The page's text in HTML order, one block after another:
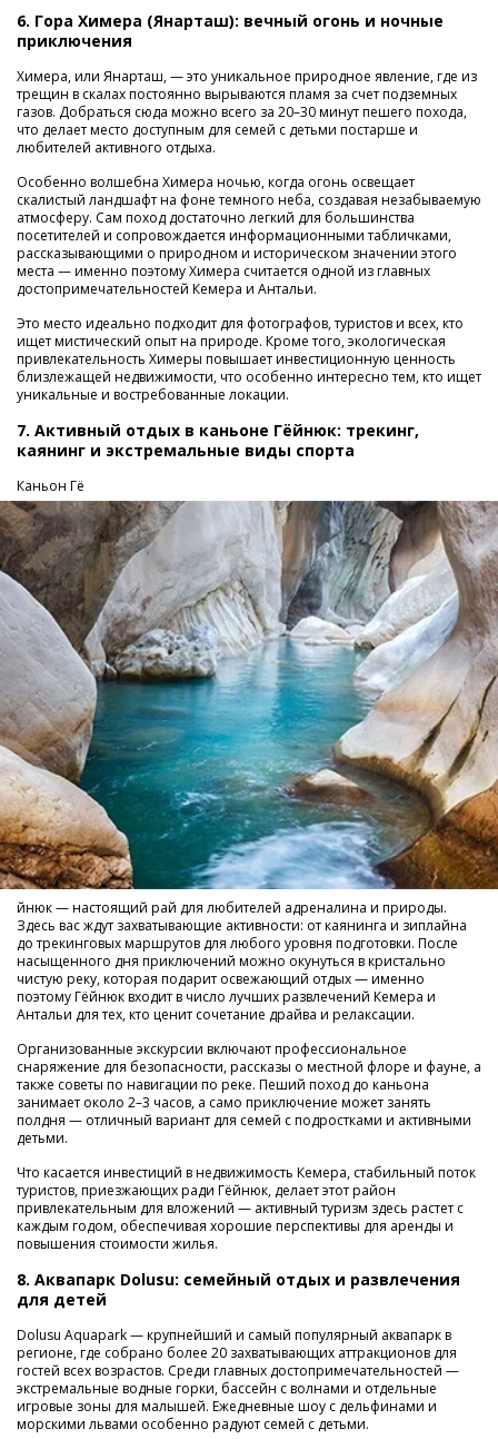
6. Гора Химера (Янарташ): вечный огонь и ночные
приключения
Химера, или Янарташ, — это уникальное природное явление, где из
трещин в скалах постоянно вырываются пламя за счет подземных
газов. Добраться сюда можно всего за 20–30 минут пешего похода,
что делает место доступным для семей с детьми постарше и
любителей активного отдыха.
Особенно волшебна Химера ночью, когда огонь освещает
скалистый ландшафт на фоне темного неба, создавая незабываемую
атмосферу. Сам поход достаточно легкий для большинства
посетителей и сопровождается информационными табличками,
рассказывающими о природном и историческом значении этого
места — именно поэтому Химера считается одной из главных
достопримечательностей Кемера и Антальи.
Это место идеально подходит для фотографов, туристов и всех, кто
ищет мистический опыт на природе. Кроме того, экологическая
привлекательность Химеры повышает инвестиционную ценность
близлежащей недвижимости, что особенно интересно тем, кто ищет
уникальные и востребованные локации.
7. Активный отдых в каньоне Гёйнюк: трекинг,
каянинг и экстремальные виды спорта
Каньон Гё
йнюк — настоящий рай для любителей адреналина и природы.
Здесь вас ждут захватывающие активности: от каянинга и зиплайна
до трекинговых маршрутов для любого уровня подготовки. После
насыщенного дня приключений можно окунуться в кристально
чистую реку, которая подарит освежающий отдых — именно
поэтому Гёйнюк входит в число лучших развлечений Кемера и
Антальи для тех, кто ценит сочетание драйва и релаксации.
Организованные экскурсии включают профессиональное
снаряжение для безопасности, рассказы о местной флоре и фауне, а
также советы по навигации по реке. Пеший поход до каньона
занимает около 2–3 часов, а само приключение может занять
полдня — отличный вариант для семей с подростками и активными
детьми.
Что касается инвестиций в недвижимость Кемера, стабильный поток
туристов, приезжающих ради Гёйнюк, делает этот район
привлекательным для вложений — активный туризм здесь растет с
каждым годом, обеспечивая хорошие перспективы для аренды и
повышения стоимости жилья.
8. Аквапарк Dolusu: семейный отдых и развлечения
для детей
Dolusu Aquapark — крупнейший и самый популярный аквапарк в
регионе, где собрано более 20 захватывающих аттракционов для
гостей всех возрастов. Среди главных достопримечательностей —
экстремальные водные горки, бассейн с волнами и отдельные
игровые зоны для малышей. Ежедневные шоу с дельфинами и
морскими львами особенно радуют семей с детьми.